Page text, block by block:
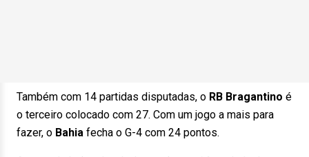
Também com 14 partidas disputadas, o RB Bragantino é
o terceiro colocado com 27. Com um jogo a mais para
fazer, o Bahia fecha o G-4 com 24 pontos.